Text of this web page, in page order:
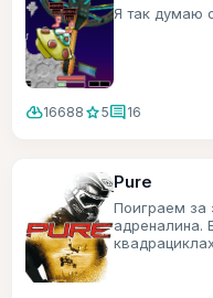
Я так думаю
cloud_download16688 star5comment16
Pure
Поиграем за
адреналина.